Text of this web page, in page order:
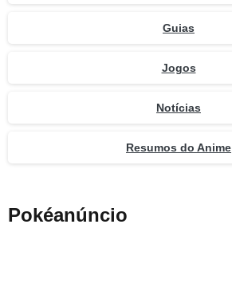
Guias
Jogos
Notícias
Resumos do Anime
Pokéanúncio